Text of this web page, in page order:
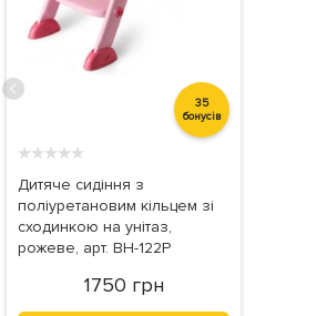
35
бонусів
★★★★★
Дитяче сидіння з
поліуретановим кільцем зі
сходинкою на унітаз,
рожеве, арт. BH-122P
1750 грн